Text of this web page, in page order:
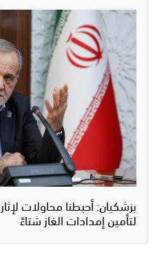
بزشكيان: أحبطنا محاولات
لتأمين إمدادات الغاز شتاءً